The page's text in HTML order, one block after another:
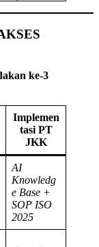
ke-3
Implemen
tasi PT
JKK
AI
Knowledg
e Base +
SOP ISO
2025